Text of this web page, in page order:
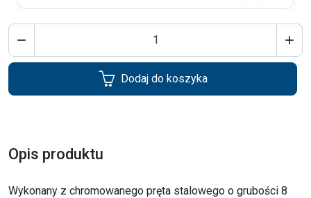
 
Dodaj do koszyka
Opis produktu
Wykonany z chromowanego pręta stalowego o grubości 8